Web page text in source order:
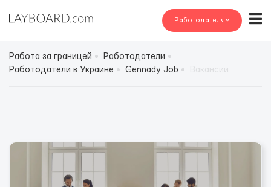
Работодателям
Работа за границей
Работодатели
Работодатели в Украине
Gennady Job